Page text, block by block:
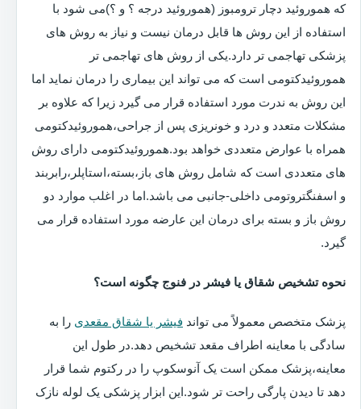
که هموروئید دچار ترومبوز (هموروئید درجه ؟ و ؟)می شود با
استفاده از این روش ها قابل درمان نیست و نیاز به روش های
پزشکی تهاجمی تر دارد.یکی از روش های تهاجمی تر
هموروئیدکتومی است که می تواند این بیماری را درمان نماید اما
این روش به ندرت مورد استفاده قرار می گیرد زیرا که علاوه بر
مشکلات متعدد و درد و خونریزی پس از جراحی،هموروئیدکتومی
همراه با عوارض متعددی خواهد بود.هموروئیدکتومی دارای روش
های متعددی است که شامل روش های باز،بسته،استاپلر،رابربند
و اسفنگتروتومی داخلی-جانبی می باشد.اما در اغلب موارد دو
روش باز و بسته برای درمان این عارضه مورد استفاده قرار می
گیرد.
نحوه تشخیص شقاق یا فیشر در فنوج چگونه است؟
پزشک متخصص معمولاً می تواند فیشر یا شقاق مقعدی را به
سادگی با معاینه اطراف مقعد تشخیص دهد.در طول این
معاینه،پزشک ممکن است یک آنوسکوپ را در رکتوم شما قرار
دهد تا دیدن پارگی راحت تر شود.این ابزار پزشکی یک لوله نازک